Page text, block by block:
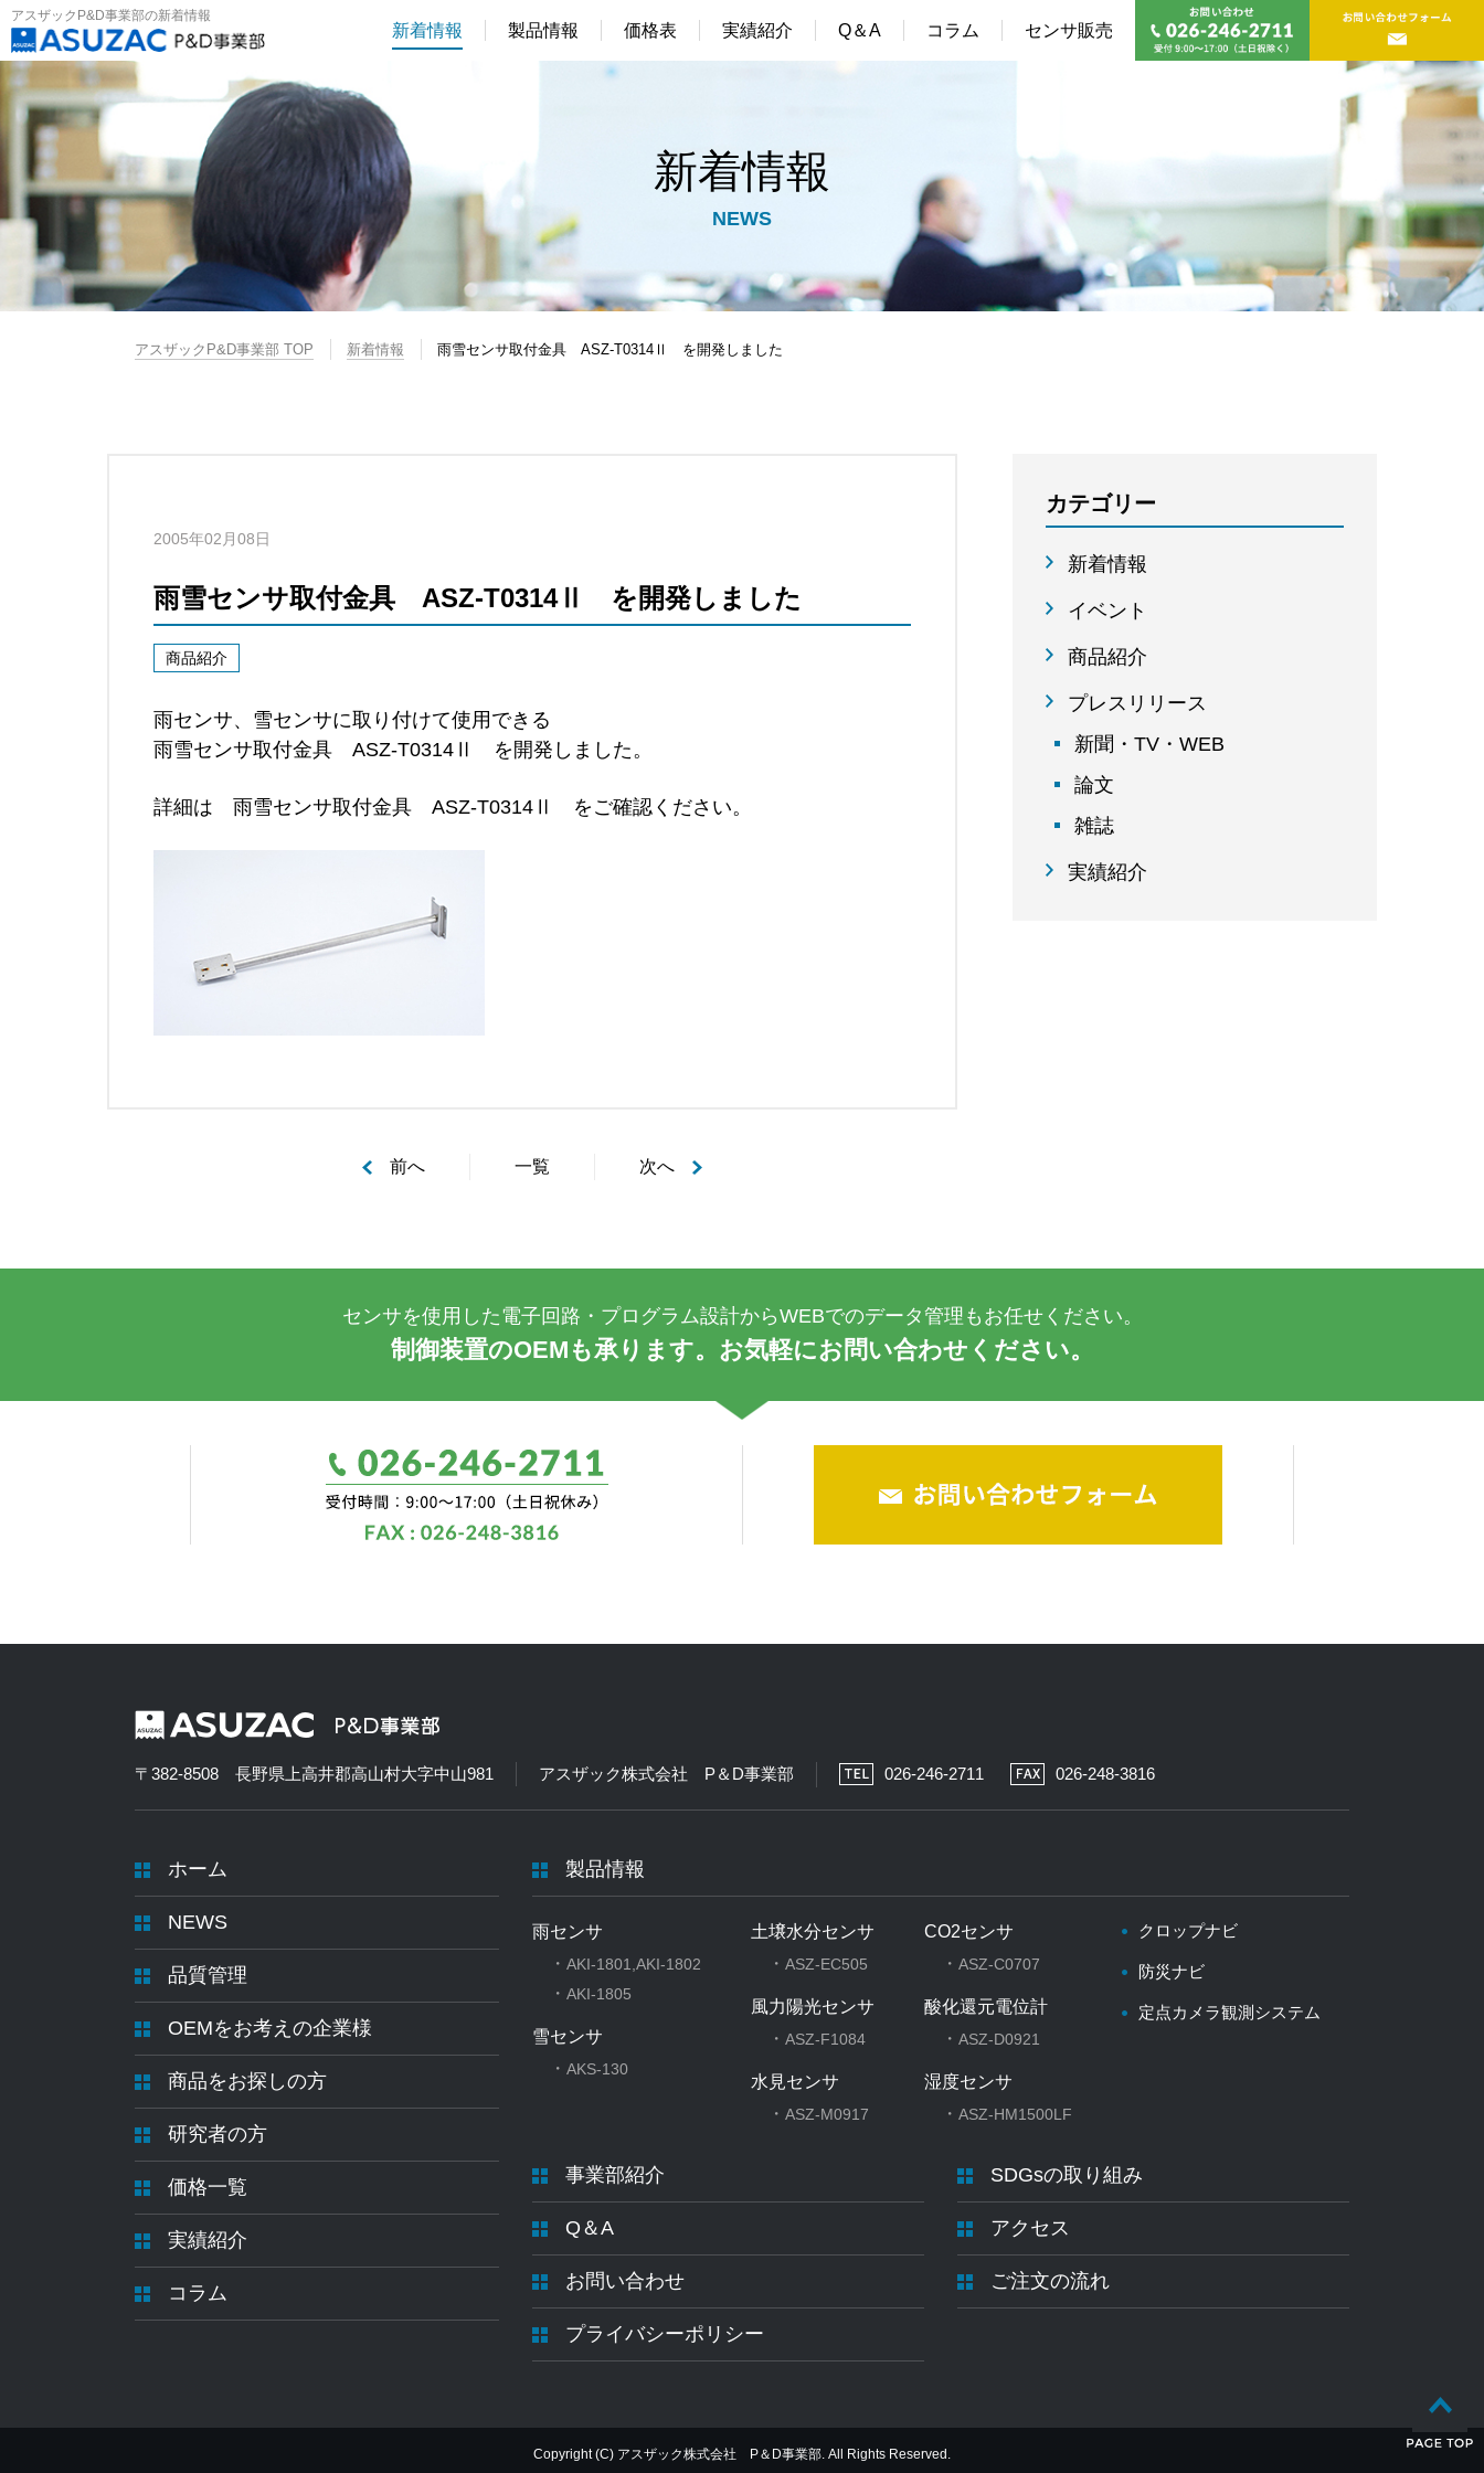
アスザックP&D事業部の新着情報
新着情報 製品情報 価格表 実績紹介 Q＆A コラム センサ販売
新着情報
NEWS
アスザックP&D事業部 TOP 新着情報 雨雪センサ取付金具 ASZ-T0314Ⅱ を開発しました
2005年02月08日
雨雪センサ取付金具 ASZ-T0314Ⅱ を開発しました
商品紹介
雨センサ、 雪センサに取り付けて使用できる
雨雪センサ取付金具 ASZ-T0314Ⅱ を開発しました。
詳細は 雨雪センサ取付金具 ASZ-T0314Ⅱ をご確認ください。
前へ 一覧 次へ
カテゴリー
新着情報
イベント
商品紹介
プレスリリース
新聞・TV・WEB
論文
雑誌
実績紹介
センサを使用した電子回路・プログラム設計からWEBでのデータ管理もお任せください。
制御装置のOEMも承ります。お気軽にお問い合わせください。
〒382-8508 長野県上高井郡高山村大字中山981 アスザック株式会社 P＆D事業部 026-246-2711 026-248-3816
ホーム
NEWS
品質管理
OEMをお考えの企業様
商品をお探しの方
研究者の方
価格一覧
実績紹介
コラム
製品情報
雨センサ
・ AKI-1801,AKI-1802
・ AKI-1805
雪センサ
・ AKS-130
土壌水分センサ
・ ASZ-EC505
風力陽光センサ
・ ASZ-F1084
水見センサ
・ ASZ-M0917
CO2センサ
・ ASZ-C0707
酸化還元電位計
・ ASZ-D0921
湿度センサ
・ ASZ-HM1500LF
クロップナビ
防災ナビ
定点カメラ観測システム
事業部紹介 SDGsの取り組み
Q＆A アクセス
お問い合わせ ご注文の流れ
プライバシーポリシー
Copyright (C) アスザック株式会社 P＆D事業部. All Rights Reserved.